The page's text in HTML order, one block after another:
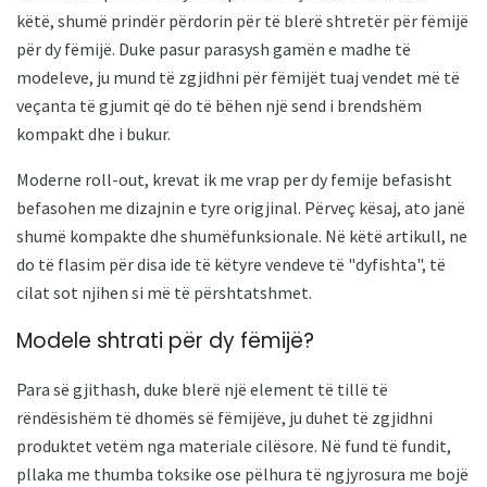
këtë, shumë prindër përdorin për të blerë shtretër për fëmijë
për dy fëmijë. Duke pasur parasysh gamën e madhe të
modeleve, ju mund të zgjidhni për fëmijët tuaj vendet më të
veçanta të gjumit që do të bëhen një send i brendshëm
kompakt dhe i bukur.
Moderne roll-out, krevat ik me vrap per dy femije befasisht
befasohen me dizajnin e tyre origjinal. Përveç kësaj, ato janë
shumë kompakte dhe shumëfunksionale. Në këtë artikull, ne
do të flasim për disa ide të këtyre vendeve të "dyfishta", të
cilat sot njihen si më të përshtatshmet.
Modele shtrati për dy fëmijë?
Para së gjithash, duke blerë një element të tillë të
rëndësishëm të dhomës së fëmijëve, ju duhet të zgjidhni
produktet vetëm nga materiale cilësore. Në fund të fundit,
pllaka me thumba toksike ose pëlhura të ngjyrosura me bojë